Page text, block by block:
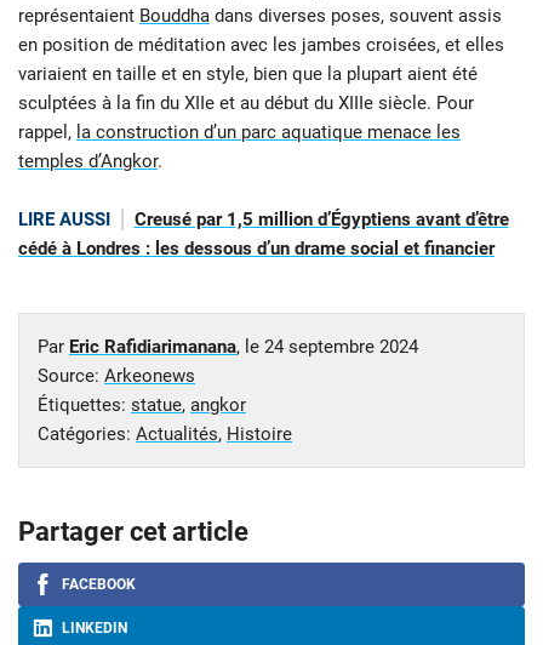
représentaient Bouddha dans diverses poses, souvent assis
en position de méditation avec les jambes croisées, et elles
variaient en taille et en style, bien que la plupart aient été
sculptées à la fin du XIIe et au début du XIIIe siècle. Pour
rappel, la construction d’un parc aquatique menace les
temples d’Angkor.
LIRE AUSSI
Creusé par 1,5 million d’Égyptiens avant d’être
cédé à Londres : les dessous d’un drame social et financier
Par Eric Rafidiarimanana, le 24 septembre 2024
Source: Arkeonews
Étiquettes: statue, angkor
Catégories: Actualités, Histoire
Partager cet article
FACEBOOK
LINKEDIN